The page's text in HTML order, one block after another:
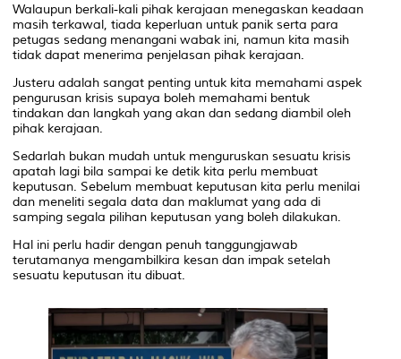
Walaupun berkali-kali pihak kerajaan menegaskan keadaan
masih terkawal, tiada keperluan untuk panik serta para
petugas sedang menangani wabak ini, namun kita masih
tidak dapat menerima penjelasan pihak kerajaan.
Justeru adalah sangat penting untuk kita memahami aspek
pengurusan krisis supaya boleh memahami bentuk
tindakan dan langkah yang akan dan sedang diambil oleh
pihak kerajaan.
Sedarlah bukan mudah untuk menguruskan sesuatu krisis
apatah lagi bila sampai ke detik kita perlu membuat
keputusan. Sebelum membuat keputusan kita perlu menilai
dan meneliti segala data dan maklumat yang ada di
samping segala pilihan keputusan yang boleh dilakukan.
Hal ini perlu hadir dengan penuh tanggungjawab
terutamanya mengambilkira kesan dan impak setelah
sesuatu keputusan itu dibuat.